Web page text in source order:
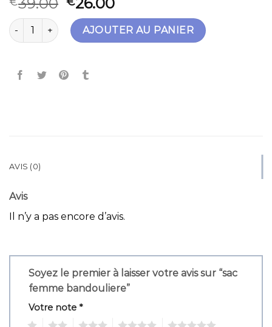
quantité de sac femme bandouliere
AJOUTER AU PANIER
AVIS (0)
Avis
Il n’y a pas encore d’avis.
Soyez le premier à laisser votre avis sur “sac
femme bandouliere”
Votre note *